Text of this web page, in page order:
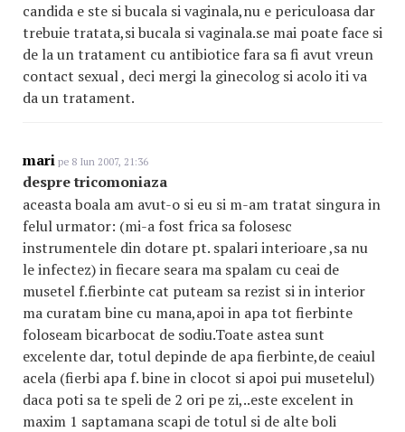
candida e ste si bucala si vaginala,nu e periculoasa dar
trebuie tratata,si bucala si vaginala.se mai poate face si
de la un tratament cu antibiotice fara sa fi avut vreun
contact sexual , deci mergi la ginecolog si acolo iti va
da un tratament.
mari pe 8 Iun 2007, 21:36
despre tricomoniaza
aceasta boala am avut-o si eu si m-am tratat singura in
felul urmator: (mi-a fost frica sa folosesc
instrumentele din dotare pt. spalari interioare ,sa nu
le infectez) in fiecare seara ma spalam cu ceai de
musetel f.fierbinte cat puteam sa rezist si in interior
ma curatam bine cu mana,apoi in apa tot fierbinte
foloseam bicarbocat de sodiu.Toate astea sunt
excelente dar, totul depinde de apa fierbinte,de ceaiul
acela (fierbi apa f. bine in clocot si apoi pui musetelul)
daca poti sa te speli de 2 ori pe zi,..este excelent in
maxim 1 saptamana scapi de totul si de alte boli